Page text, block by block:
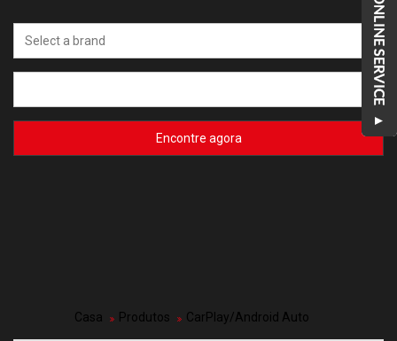
Encontre agora
Casa Produtos CarPlay/Android Auto